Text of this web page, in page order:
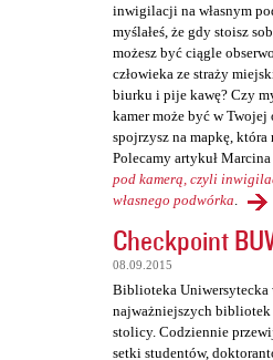
inwigilacji na własnym
myślałeś, że gdy stoisz
możesz być ciągle
człowieka ze straży
biurku i pije kawę? Czy
kamer może być w Twojej
spojrzysz na mapkę, która
Polecamy artykuł
pod kamerą, czyli
własnego podwórka.
Checkpoint
08.09.2015
Biblioteka Uniwersytecka
najważniejszych
stolicy. Codziennie
setki studentów,